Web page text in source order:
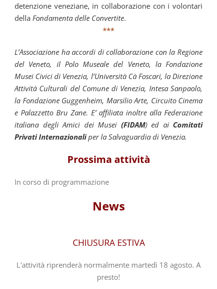
detenzione veneziane, in collaborazione con i volontari
della Fondamenta delle Convertite.
***
L’Associazione ha accordi di collaborazione con la Regione
del Veneto, il Polo Museale del Veneto, la Fondazione
Musei Civici di Venezia, l’Università Cà Foscari, la Direzione
Attività Culturali del Comune di Venezia, Intesa Sanpaolo,
la Fondazione Guggenheim, Marsilio Arte, Circuito Cinema
e Palazzetto Bru Zane. E’ affiliata inoltre alla Federazione
italiana degli Amici dei Musei (FIDAM) ed ai Comitati
Privati Internazionaliper la Salvaguardia di Venezia.
Prossima attività
In corso di programmazione
News
CHIUSURA ESTIVA
L'attività riprenderà normalmente martedì 18 agosto. A
presto!